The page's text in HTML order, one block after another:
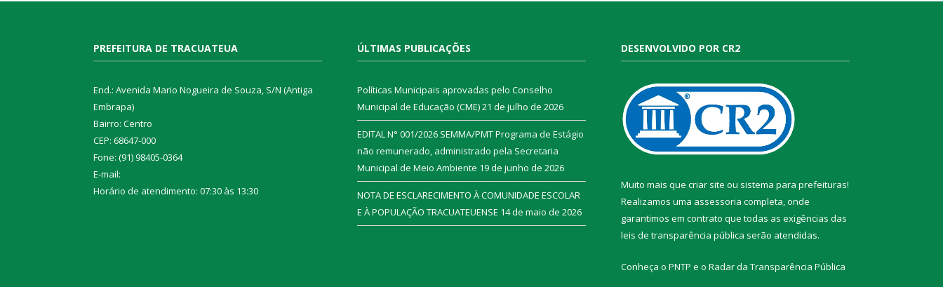
PREFEITURA DE TRACUATEUA
End.: Avenida Mario Nogueira de Souza, S/N (Antiga
Embrapa)
Bairro: Centro
CEP: 68647-000
Fone: (91) 98405-0364
E-mail:
Horário de atendimento: 07:30 às 13:30
ÚLTIMAS PUBLICAÇÕES
Políticas Municipais aprovadas pelo Conselho
Municipal de Educação (CME)21 de julho de 2026
EDITAL N° 001/2026 SEMMA/PMT Programa de Estágio
não remunerado, administrado pela Secretaria
Municipal de Meio Ambiente 19 de junho de 2026
NOTA DE ESCLARECIMENTO À COMUNIDADE ESCOLAR
E À POPULAÇÃO TRACUATEUENSE 14 de maio de 2026
DESENVOLVIDO POR CR2
Muito mais que criar site ou sistema para prefeituras!
Realizamos uma assessoria completa, onde
garantimos em contrato que todas as exigências das
leis de transparência pública serão atendidas.
Conheça o PNTP e o Radar da Transparência Pública